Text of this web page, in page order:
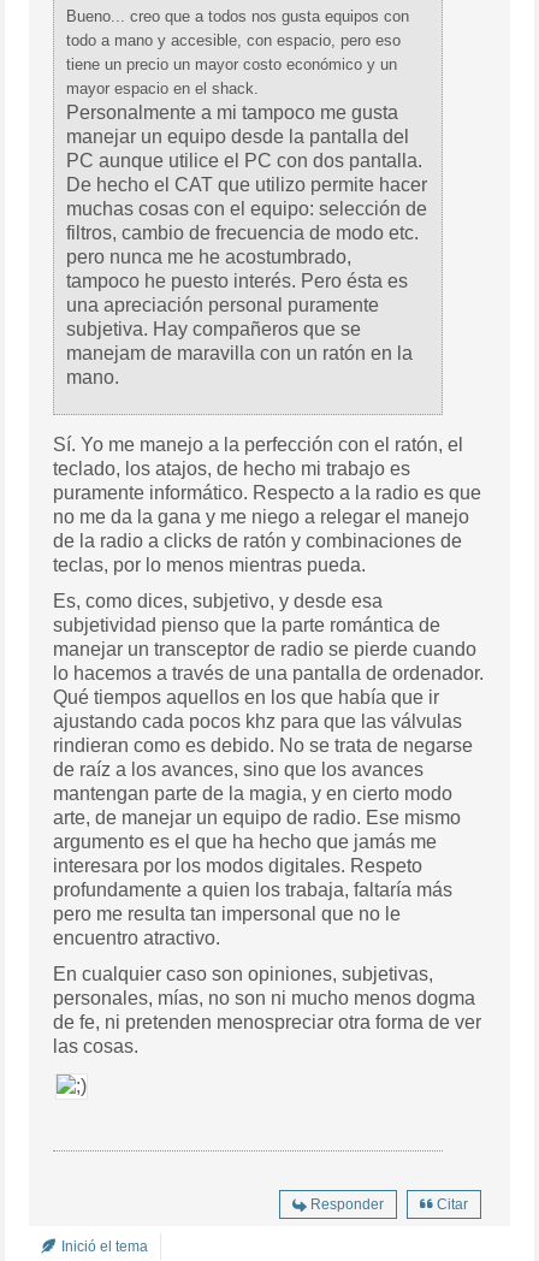
Bueno... creo que a todos nos gusta equipos con
todo a mano y accesible, con espacio, pero eso
tiene un precio un mayor costo económico y un
mayor espacio en el shack.
Personalmente a mi tampoco me gusta
manejar un equipo desde la pantalla del
PC aunque utilice el PC con dos pantalla.
De hecho el CAT que utilizo permite hacer
muchas cosas con el equipo: selección de
filtros, cambio de frecuencia de modo etc.
pero nunca me he acostumbrado,
tampoco he puesto interés. Pero ésta es
una apreciación personal puramente
subjetiva. Hay compañeros que se
manejam de maravilla con un ratón en la
mano.
Sí. Yo me manejo a la perfección con el ratón, el
teclado, los atajos, de hecho mi trabajo es
puramente informático. Respecto a la radio es que
no me da la gana y me niego a relegar el manejo
de la radio a clicks de ratón y combinaciones de
teclas, por lo menos mientras pueda.
Es, como dices, subjetivo, y desde esa
subjetividad pienso que la parte romántica de
manejar un transceptor de radio se pierde cuando
lo hacemos a través de una pantalla de ordenador.
Qué tiempos aquellos en los que había que ir
ajustando cada pocos khz para que las válvulas
rindieran como es debido. No se trata de negarse
de raíz a los avances, sino que los avances
mantengan parte de la magia, y en cierto modo
arte, de manejar un equipo de radio. Ese mismo
argumento es el que ha hecho que jamás me
interesara por los modos digitales. Respeto
profundamente a quien los trabaja, faltaría más
pero me resulta tan impersonal que no le
encuentro atractivo.
En cualquier caso son opiniones, subjetivas,
personales, mías, no son ni mucho menos dogma
de fe, ni pretenden menospreciar otra forma de ver
las cosas.
Responder Citar
Inició el tema